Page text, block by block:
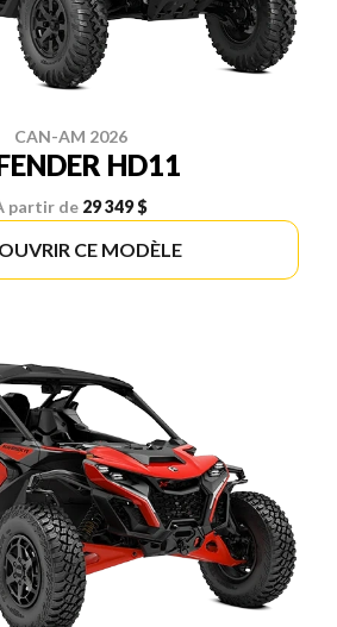
CAN-AM 2026
HD11
partir de 29 349 $
CE MODÈLE